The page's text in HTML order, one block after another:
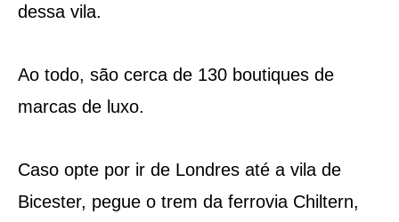
dessa vila.
Ao todo, são cerca de 130 boutiques de
marcas de luxo.
Caso opte por ir de Londres até a vila de
Bicester, pegue o trem da ferrovia Chiltern,